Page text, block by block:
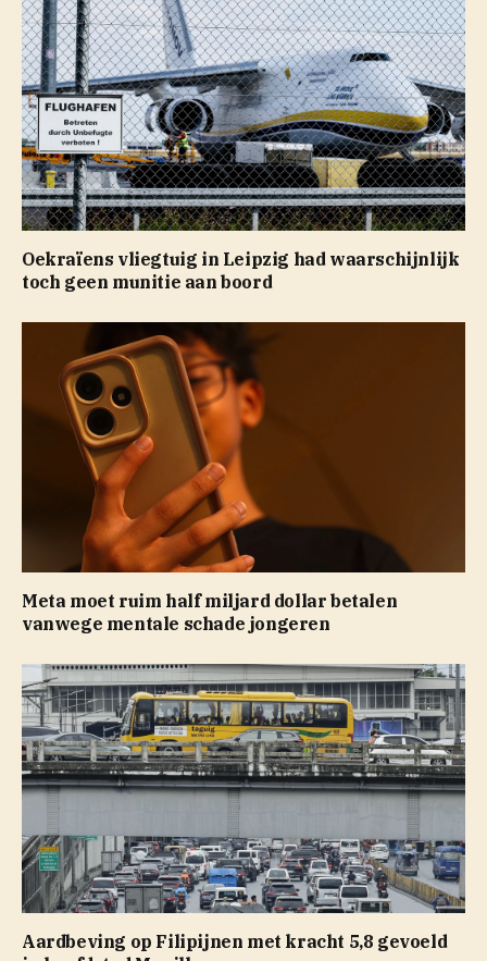
Oekraïens vliegtuig in Leipzig had waarschijnlijk
toch geen munitie aan boord
Meta moet ruim half miljard dollar betalen
vanwege mentale schade jongeren
Aardbeving op Filipijnen met kracht 5,8 gevoeld